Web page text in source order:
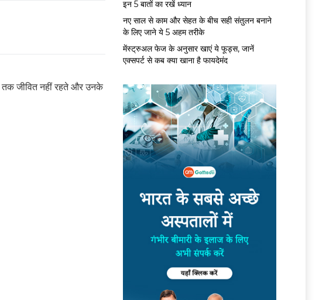
जीवित नहीं रहते और उनके
इन 5 बातों का रखें ध्यान
नए साल से काम और सेहत के बीच सही संतुलन बनाने
के लिए जाने ये 5 अहम तरीके
मेंस्ट्रुअल फेज के अनुसार खाएं ये फूड्स, जानें
एक्सपर्ट से कब क्या खाना है फायदेमंद